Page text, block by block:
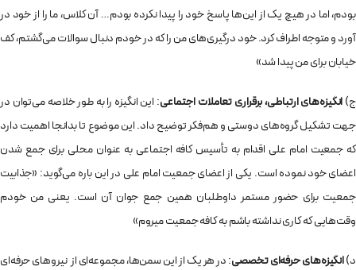
بودم، اما در هیچ یک از این‌ها پاسخ خود را پیدا نکرده بودم… آن کلاس، ما را از خود در
آورد و متوجه اطراف کرد. خود درگیری‌های من را که در خودم دنبال سوالات می‌گشتم، کف
خیابان برای من پیدا شد»
ج)انگیزه‌های ارتباطی، برقراری تعاملات اجتماعی: این انگیزه را به طور خلاصه می‌توان در
جهت تشکیل گروه‌های دوستی و هم‌فکر توضیح داد. این موضوع تا بدانجا اهمیت دارد
که جمعیت امام علی اقدام به تأسیس کافه اجتماعی به عنوان محلی برای جمع شدن
اعضای خود نموده است. یکی از اعضای جمعیت امام علی در این باره می‌گوید: «جذابیت
جمعیت برای حضور مستمر داوطلبان همین جمع جوان آن است. یعنی من خودم
وقت‌هایی که کاری نداشته باشم به کافه جمعیت میروم»
د)انگیزه‌های حرفه‌ای تخصصی: در هر یک از این سمن‌ها، مجموعه‌ای از نیروهای حرفه‌ای